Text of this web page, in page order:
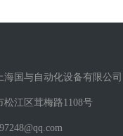
海国与自动化设备有限公司
松江区茸梅路1108号